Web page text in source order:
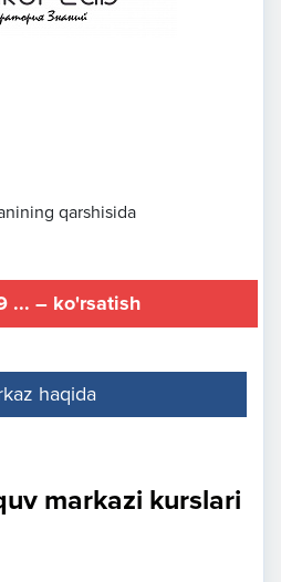
qarshisida
... – ko'rsatish
haqida
markazi kurslari